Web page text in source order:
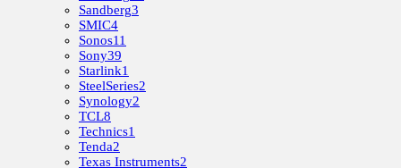
Sandberg3
SMIC4
Sonos11
Sony39
Starlink1
SteelSeries2
Synology2
TCL8
Technics1
Tenda2
Texas Instruments2